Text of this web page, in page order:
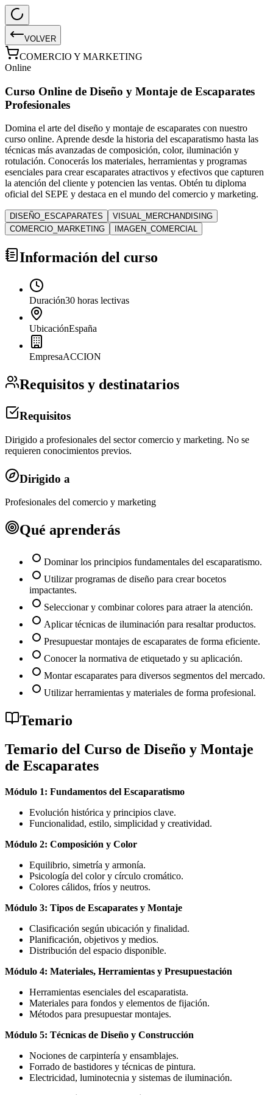
VOLVER
COMERCIO Y MARKETING
Online
Curso Online de Diseño y Montaje de Escaparates
Profesionales
Domina el arte del diseño y montaje de escaparates con nuestro
curso online. Aprende desde la historia del escaparatismo hasta las
técnicas más avanzadas de composición, color, iluminación y
rotulación. Conocerás los materiales, herramientas y programas
esenciales para crear escaparates atractivos y efectivos que capturen
la atención del cliente y potencien las ventas. Obtén tu diploma
oficial del SEPE y destaca en el mundo del comercio y marketing.
DISEÑO_ESCAPARATES
VISUAL_MERCHANDISING
COMERCIO_MARKETING
IMAGEN_COMERCIAL
Información del curso
Duración30 horas lectivas
UbicaciónEspaña
EmpresaACCION
Requisitos y destinatarios
Requisitos
Dirigido a profesionales del sector comercio y marketing. No se
requieren conocimientos previos.
Dirigido a
Profesionales del comercio y marketing
Qué aprenderás
Dominar los principios fundamentales del escaparatismo.
Utilizar programas de diseño para crear bocetos
impactantes.
Seleccionar y combinar colores para atraer la atención.
Aplicar técnicas de iluminación para resaltar productos.
Presupuestar montajes de escaparates de forma eficiente.
Conocer la normativa de etiquetado y su aplicación.
Montar escaparates para diversos segmentos del mercado.
Utilizar herramientas y materiales de forma profesional.
Temario
Temario del Curso de Diseño y Montaje
de Escaparates
Módulo 1: Fundamentos del Escaparatismo
Evolución histórica y principios clave.
Funcionalidad, estilo, simplicidad y creatividad.
Módulo 2: Composición y Color
Equilibrio, simetría y armonía.
Psicología del color y círculo cromático.
Colores cálidos, fríos y neutros.
Módulo 3: Tipos de Escaparates y Montaje
Clasificación según ubicación y finalidad.
Planificación, objetivos y medios.
Distribución del espacio disponible.
Módulo 4: Materiales, Herramientas y Presupuestación
Herramientas esenciales del escaparatista.
Materiales para fondos y elementos de fijación.
Métodos para presupuestar montajes.
Módulo 5: Técnicas de Diseño y Construcción
Nociones de carpintería y ensamblajes.
Forrado de bastidores y técnicas de pintura.
Electricidad, luminotecnia y sistemas de iluminación.